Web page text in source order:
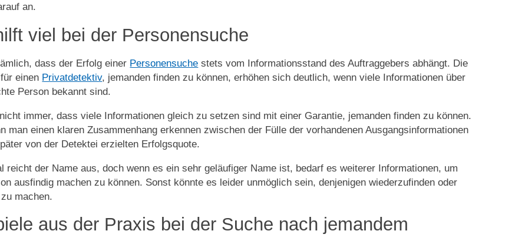
an.
viel bei der Personensuche
dass der Erfolg einer Personensuche stets vom Informationsstand des Auftraggebers abhängt. Die
einen Privatdetektiv, jemanden finden zu können, erhöhen sich deutlich, wenn viele Informationen über
Person bekannt sind.
immer, dass viele Informationen gleich zu setzen sind mit einer Garantie, jemanden finden zu können.
man einen klaren Zusammenhang erkennen zwischen der Fülle der vorhandenen Ausgangsinformationen
von der Detektei erzielten Erfolgsquote.
reicht der Name aus, doch wenn es ein sehr geläufiger Name ist, bedarf es weiterer Informationen, um
ausfindig machen zu können. Sonst könnte es leider unmöglich sein, denjenigen wiederzufinden oder
machen.
aus der Praxis bei der Suche nach jemandem